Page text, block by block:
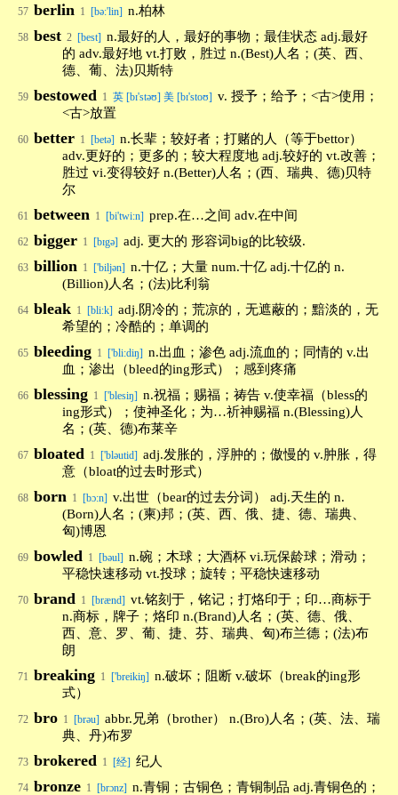
57 berlin 1 [bə:'lin] n.柏林
58 best 2 [best] n.最好的人，最好的事物；最佳状态 adj.最好
的 adv.最好地 vt.打败，胜过 n.(Best)人名；(英、西、
德、葡、法)贝斯特
59 bestowed 1 英 [bɪ'stəʊ] 美 [bɪ'stoʊ] v. 授予；给予；<古>使用；
<古>放置
60 better 1 [betə] n.长辈；较好者；打赌的人（等于bettor）
adv.更好的；更多的；较大程度地 adj.较好的 vt.改善；
胜过 vi.变得较好 n.(Better)人名；(西、瑞典、德)贝特
尔
61 between 1 [bi'twi:n] prep.在…之间 adv.在中间
62 bigger 1 [bɪgə] adj. 更大的 形容词big的比较级.
63 billion 1 ['biljən] n.十亿；大量 num.十亿 adj.十亿的 n.
(Billion)人名；(法)比利翁
64 bleak 1 [bli:k] adj.阴冷的；荒凉的，无遮蔽的；黯淡的，无
希望的；冷酷的；单调的
65 bleeding 1 ['bli:diŋ] n.出血；渗色 adj.流血的；同情的 v.出
血；渗出（bleed的ing形式）；感到疼痛
66 blessing 1 ['blesiŋ] n.祝福；赐福；祷告 v.使幸福（bless的
ing形式）；使神圣化；为…祈神赐福 n.(Blessing)人
名；(英、德)布莱辛
67 bloated 1 ['bləutid] adj.发胀的，浮肿的；傲慢的 v.肿胀，得
意（bloat的过去时形式）
68 born 1 [bɔ:n] v.出世（bear的过去分词） adj.天生的 n.
(Born)人名；(柬)邦；(英、西、俄、捷、德、瑞典、
匈)博恩
69 bowled 1 [bəul] n.碗；木球；大酒杯 vi.玩保龄球；滑动；
平稳快速移动 vt.投球；旋转；平稳快速移动
70 brand 1 [brænd] vt.铭刻于，铭记；打烙印于；印…商标于
n.商标，牌子；烙印 n.(Brand)人名；(英、德、俄、
西、意、罗、葡、捷、芬、瑞典、匈)布兰德；(法)布
朗
71 breaking 1 ['breikiŋ] n.破坏；阻断 v.破坏（break的ing形
式）
72 bro 1 [brəu] abbr.兄弟（brother） n.(Bro)人名；(英、法、瑞
典、丹)布罗
73 brokered 1 [经] 纪人
74 bronze 1 [brɔnz] n.青铜；古铜色；青铜制品 adj.青铜色的；